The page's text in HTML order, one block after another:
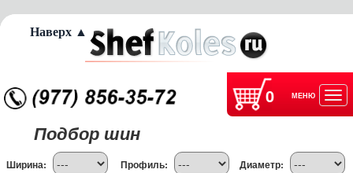
0 МЕНЮ
Подбор шин
Ширина: Профиль: Диаметр:
Наверх ▲